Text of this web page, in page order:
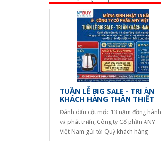
TUẦN LỄ BIG SALE - TRI ÂN
KHÁCH HÀNG THÂN THIẾT
Đánh dấu cột mốc 13 năm đồng hành
và phát triển, Công ty Cổ phần ANY
Việt Nam gửi tới Quý khách hàng